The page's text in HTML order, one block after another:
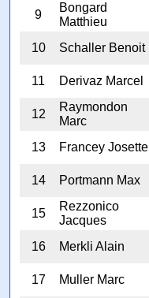
9
Bongard
Matthieu
10
Schaller Benoit
11
Derivaz Marcel
12
Raymondon
Marc
13
Francey Josette
14 Portmann Max
15
Rezzonico
Jacques
16
Merkli Alain
17
Muller Marc